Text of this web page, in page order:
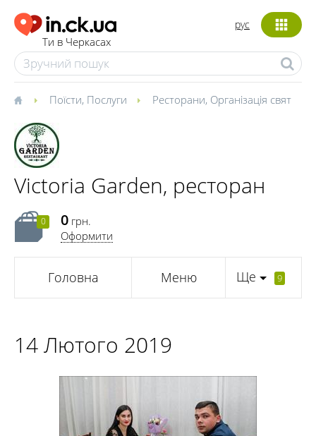
Ти в Черкасах
рус
Поїсти, Послуги Ресторани, Організація свят
Victoria Garden, ресторан
0 0 грн.
Оформити
Головна Меню Ще 9
14 Лютого 2019